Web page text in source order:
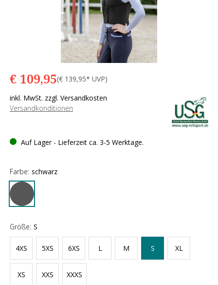
€ 109,95(€ 139,95* UVP)
inkl. MwSt. zzgl. Versandkosten
Versandkonditionen
Auf Lager - Lieferzeit ca. 3-5 Werktage.
Farbe: schwarz
Größe: S
4XS 5XS 6XS L M S XL
XS XXS XXXS